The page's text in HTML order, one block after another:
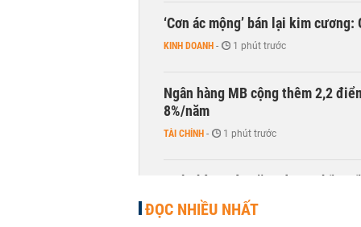
‘Cơn ác mộng’ bán lại kim
KINH DOANH - 1 phút trước
Ngân hàng MB cộng thêm 2,2
8%/năm
TÀI CHÍNH - 1 phút trước
Ngân hàng nào tăng được nhiều
TÀI CHÍNH - 1 phút trước
ĐỌC NHIỀU NHẤT